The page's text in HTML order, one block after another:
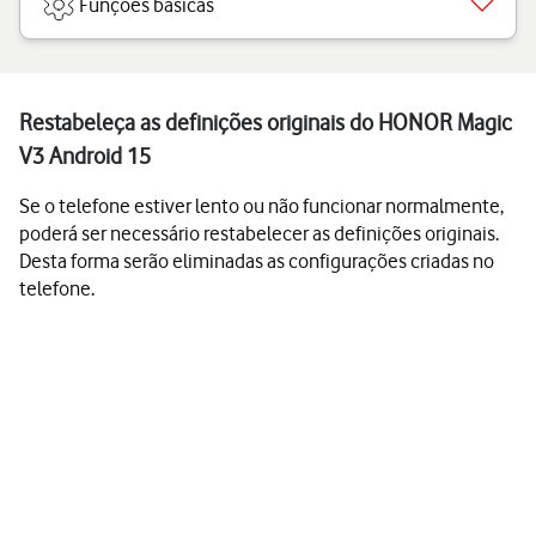
Funções básicas
Restabeleça as definições originais do HONOR Magic
V3 Android 15
Se o telefone estiver lento ou não funcionar normalmente,
poderá ser necessário restabelecer as definições originais.
Desta forma serão eliminadas as configurações criadas no
telefone.